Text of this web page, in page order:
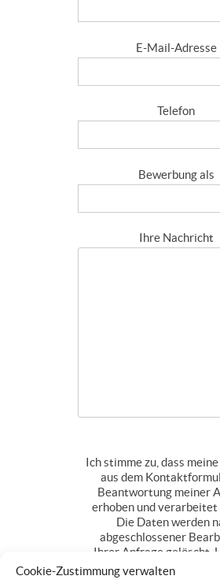
Cookie-Zustimmung verwalten
E-Mail-Adresse
Telefon
Bewerbung als
Ihre Nachricht
Ich stimme zu, dass
aus dem
Beantwortung meiner
erhoben und verarbeitet
Die Daten werden
abgeschlossener
Ihrer Anfrage gelöscht.
Sie können Ihre
jederzeit für die Zukunft